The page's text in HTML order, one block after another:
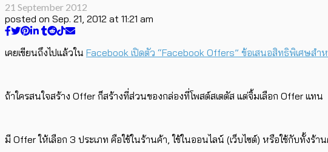
21 September 2012
posted on Sep. 21, 2012 at 11:21 am
เคยเขียนถึงไปแล้วใน Facebook เปิดตัว “Facebook Offers” ข้อเสนอสิทธิพิเศษสำห
ถ้าใครสนใจสร้าง Offer ก็สร้างที่ส่วนของกล่องที่โพสต์สเตตัส แต่จิ้มเลือก Offer แทน
มี Offer ให้เลือก 3 ประเภท คือใช้ในร้านค้า, ใช้ในออนไลน์ (เว็บไซต์) หรือใช้กับทั้ง